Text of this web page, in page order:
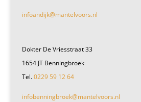
infoandijk@mantelvoors.nl
Dokter De Vriesstraat 33
1654 JT Benningbroek
Tel.0229 59 12 64
infobenningbroek@mantelvoors.nl